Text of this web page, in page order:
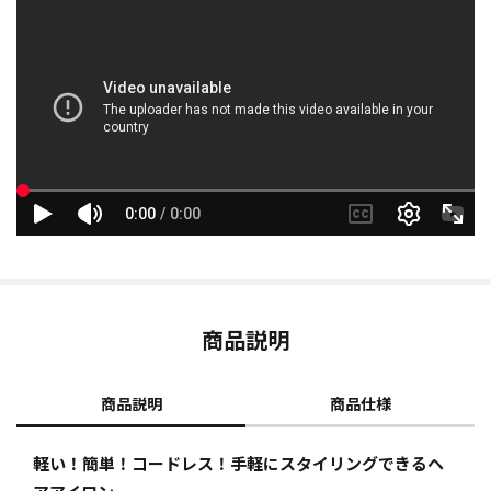
商品説明
商品説明 商品仕様
軽い！簡単！コードレス！手軽にスタイリングできるヘ